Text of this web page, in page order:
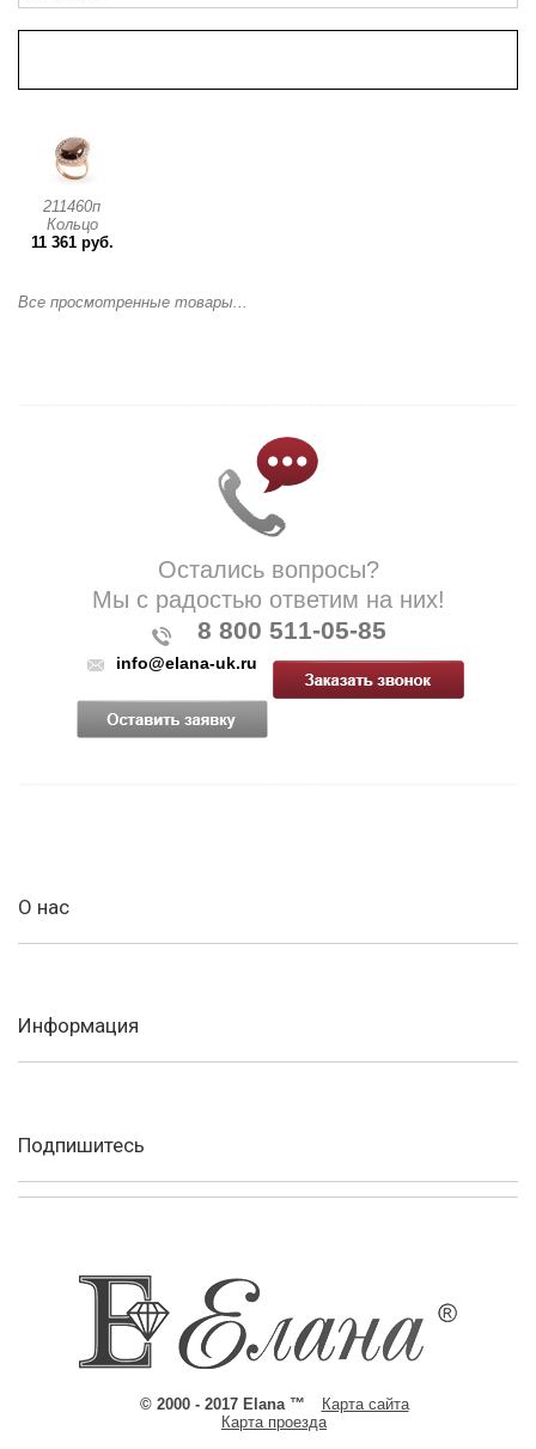
211460п
Кольцо
11 361 руб.
Все просмотренные товары...
Остались вопросы?
Мы с радостью ответим на них!
8 800 511-05-85
info@elana-uk.ru
О нас
Информация
Подпишитесь
© 2000 - 2017 Elana ™
Карта сайта
Карта проезда